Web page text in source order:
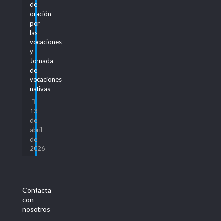
de
oración
por
las
vocaciones
y
Jornada
de
vocaciones
nativas
13
de
abril
de
2026
Contacta
con
nosotros